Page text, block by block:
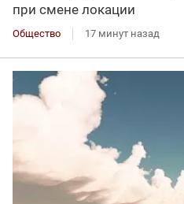
при смене локации
Общество 17 минут назад